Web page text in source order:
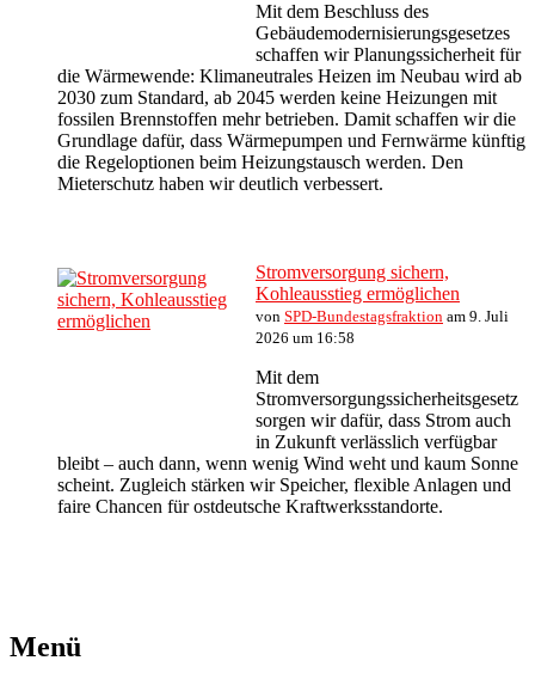
Mit dem Beschluss des
Gebäudemodernisierungsgesetzes
schaffen wir Planungssicherheit für
die Wärmewende: Klimaneutrales Heizen im Neubau wird ab
2030 zum Standard, ab 2045 werden keine Heizungen mit
fossilen Brennstoffen mehr betrieben. Damit schaffen wir die
Grundlage dafür, dass Wärmepumpen und Fernwärme künftig
die Regeloptionen beim Heizungstausch werden. Den
Mieterschutz haben wir deutlich verbessert.
Stromversorgung sichern,
Kohleausstieg ermöglichen
von SPD-Bundestagsfraktion am 9. Juli
2026 um 16:58
Mit dem
Stromversorgungssicherheitsgesetz
sorgen wir dafür, dass Strom auch
in Zukunft verlässlich verfügbar
bleibt – auch dann, wenn wenig Wind weht und kaum Sonne
scheint. Zugleich stärken wir Speicher, flexible Anlagen und
faire Chancen für ostdeutsche Kraftwerksstandorte.
Menü